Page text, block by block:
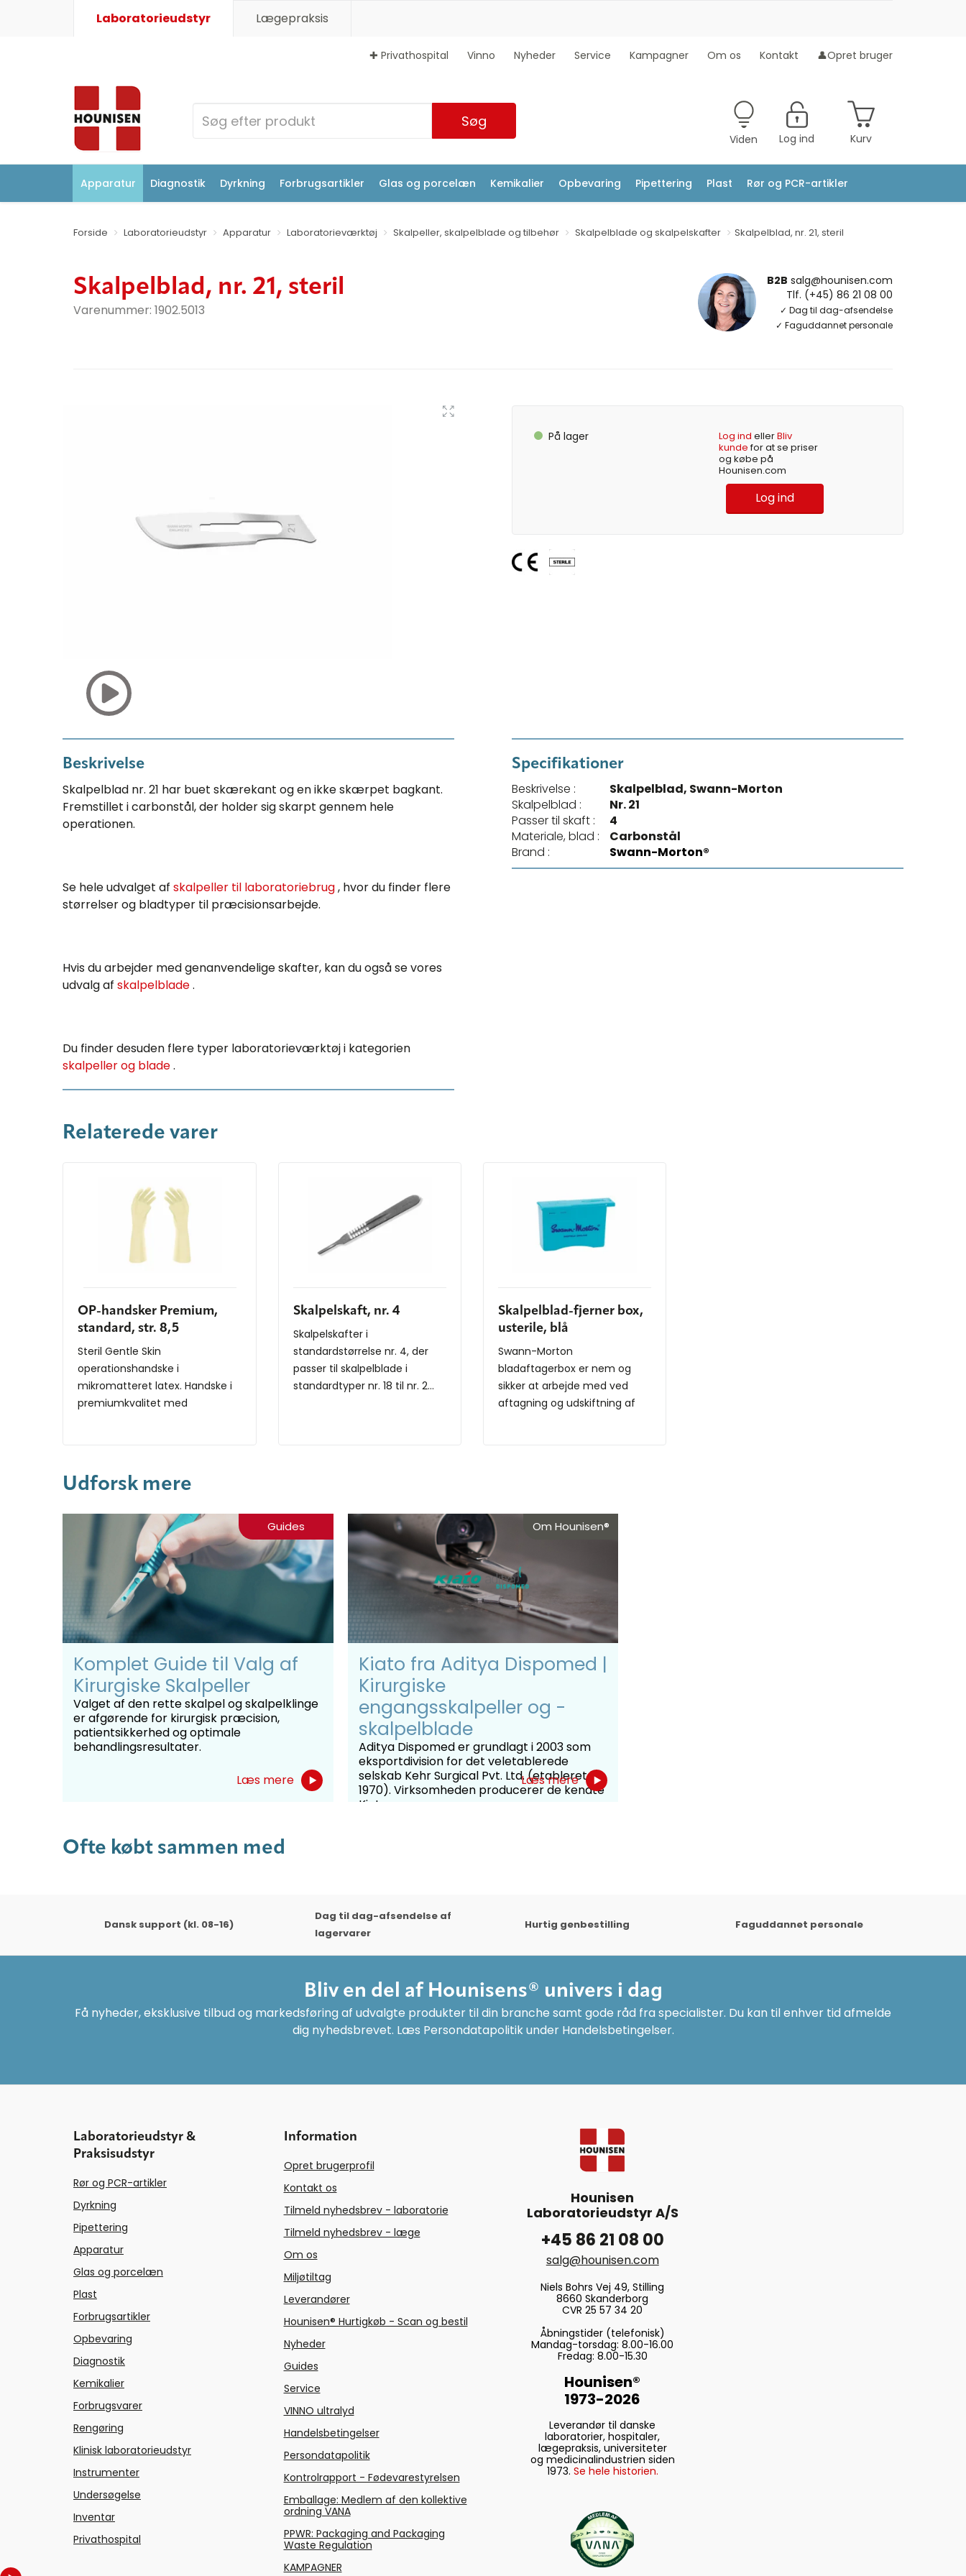
Laboratorieudstyr Lægepraksis
✚ Privathospital Vinno Nyheder Service Kampagner Om os Kontakt 👤Opret bruger
Søg
Viden Log ind Kurv
Apparatur Diagnostik Dyrkning Forbrugsartikler Glas og porcelæn Kemikalier Opbevaring Pipettering Plast Rør og PCR-artikler
Forside Laboratorieudstyr Apparatur Laboratorieværktøj Skalpeller, skalpelblade og tilbehør Skalpelblade og skalpelskafter Skalpelblad, nr. 21, steril
Skalpelblad, nr. 21, steril
Varenummer: 1902.5013
B2B salg@hounisen.com
Tlf. (+45) 86 21 08 00
✓ Dag til dag-afsendelse
✓ Faguddannet personale
På lager Log ind ellerBliv
kundefor at se priser
og købe på
Hounisen.com
Log ind
Beskrivelse
Skalpelblad nr. 21 har buet skærekant og en ikke skærpet bagkant.
Fremstillet i carbonstål, der holder sig skarpt gennem hele
operationen.
Se hele udvalget af skalpeller til laboratoriebrug, hvor du finder flere
størrelser og bladtyper til præcisionsarbejde.
Hvis du arbejder med genanvendelige skafter, kan du også se vores
udvalg af skalpelblade.
Du finder desuden flere typer laboratorieværktøj i kategorien
skalpeller og blade.
Specifikationer
Beskrivelse :
Skalpelblad, Swann-Morton
Skalpelblad :
Nr. 21
Passer til skaft :
4
Materiale, blad :
Carbonstål
Brand :
Swann-Morton®
Relaterede varer
OP-handsker Premium,
standard, str. 8,5
Steril Gentle Skin
operationshandske i
mikromatteret latex. Handske i
premiumkvalitet med
Skalpelskaft, nr. 4
Skalpelskafter i
standardstørrelse nr. 4, der
passer til skalpelblade i
standardtyper nr. 18 til nr. 2...
Skalpelblad-fjerner box,
usterile, blå
Swann-Morton
bladaftagerbox er nem og
sikker at arbejde med ved
aftagning og udskiftning af
Udforsk mere
Guides
Komplet Guide til Valg af
Kirurgiske Skalpeller
Valget af den rette skalpel og skalpelklinge
er afgørende for kirurgisk præcision,
patientsikkerhed og optimale
behandlingsresultater.
Læs mere
Om Hounisen®
Kiato fra Aditya Dispomed |
Kirurgiske
engangsskalpeller og -
skalpelblade
Aditya Dispomed er grundlagt i 2003 som
eksportdivision for det veletablerede
selskab Kehr Surgical Pvt. Ltd. (etableret i
1970). Virksomheden producerer de kendte
Kiato-...
Læs mere
Ofte købt sammen med
Dansk support (kl. 08-16)
Dag til dag-afsendelse af
lagervarer
Hurtig genbestilling Faguddannet personale
Bliv en del af Hounisens® univers i dag
Få nyheder, eksklusive tilbud og markedsføring af udvalgte produkter til din branche samt gode råd fra specialister. Du kan til enhver tid afmelde
dig nyhedsbrevet. Læs Persondatapolitik under Handelsbetingelser.
Laboratorieudstyr &
Praksisudstyr
Rør og PCR-artikler
Dyrkning
Pipettering
Apparatur
Glas og porcelæn
Plast
Forbrugsartikler
Opbevaring
Diagnostik
Kemikalier
Forbrugsvarer
Rengøring
Klinisk laboratorieudstyr
Instrumenter
Undersøgelse
Inventar
Privathospital
Information
Opret brugerprofil
Kontakt os
Tilmeld nyhedsbrev - laboratorie
Tilmeld nyhedsbrev - læge
Om os
Miljøtiltag
Leverandører
Hounisen® Hurtigkøb - Scan og bestil
Nyheder
Guides
Service
VINNO ultralyd
Handelsbetingelser
Persondatapolitik
Kontrolrapport - Fødevarestyrelsen
Emballage: Medlem af den kollektive
ordning VANA
PPWR: Packaging and Packaging
Waste Regulation
KAMPAGNER
Hounisen
Laboratorieudstyr A/S
+45 86 21 08 00
salg@hounisen.com
Niels Bohrs Vej 49, Stilling
8660 Skanderborg
CVR 25 57 34 20
Åbningstider (telefonisk)
Mandag-torsdag: 8.00-16.00
Fredag: 8.00-15.30
Hounisen®
1973-2026
Leverandør til danske
laboratorier, hospitaler,
lægepraksis, universiteter
og medicinalindustrien siden
1973. Se hele historien.